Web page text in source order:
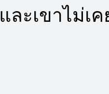
และเขาไม่เ